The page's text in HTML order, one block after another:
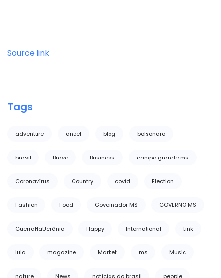
Source link
Tags
adventure aneel blog bolsonaro
brasil Brave Business campo grande ms
Coronavírus Country covid Election
Fashion Food Governador MS GOVERNO MS
GuerraNaUcrânia Happy International Link
lula magazine Market ms Music
nature News notícias do brasil people